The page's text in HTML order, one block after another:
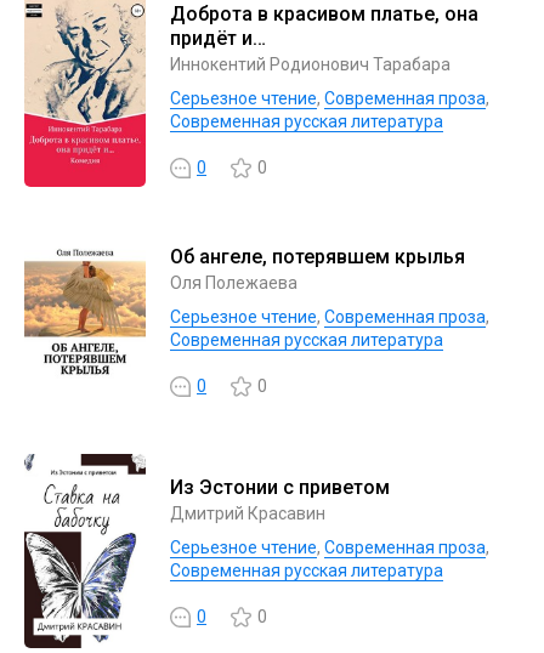
Доброта в красивом платье, она
придёт и…
Иннокентий Родионович Тарабара
Серьезное чтение, Современная проза,
Современная русская литература
0 0
Об ангеле, потерявшем крылья
Оля Полежаева
Серьезное чтение, Современная проза,
Современная русская литература
0 0
Из Эстонии с приветом
Дмитрий Красавин
Серьезное чтение, Современная проза,
Современная русская литература
0 0